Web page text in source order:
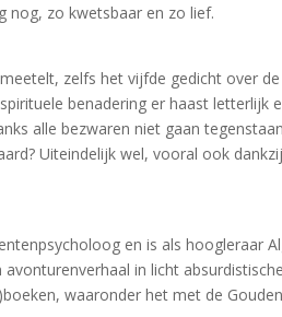
nog, zo kwetsbaar en zo lief.
zelfs het vijfde gedicht over
benadering er haast
alle bezwaren niet gaan
Uiteindelijk wel, vooral ook
en is als hoogleraar
avonturenverhaal in licht
waaronder het met de